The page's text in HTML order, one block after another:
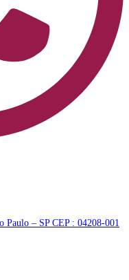
Paulo – SP CEP : 04208-001